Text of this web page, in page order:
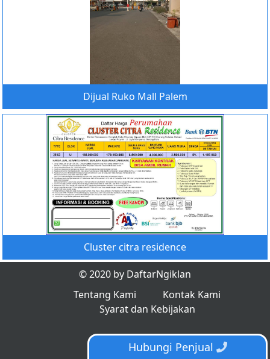
Hubungi Penjual
Dijual Ruko Mall Palem
Cluster citra residence
© 2020 by DaftarNgiklan
Tentang Kami
Kontak Kami
Syarat dan Kebijakan